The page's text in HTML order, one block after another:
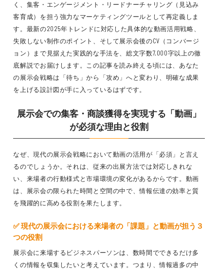
く、集客・エンゲージメント・リードナーチャリング（見込み
客育成）を担う強力なマーケティングツールとして再定義しま
す。最新の2025年トレンドに対応した具体的な動画活用戦略、
失敗しない制作のポイント、そして展示会後のCV（コンバージ
ョン）まで見据えた実践的な手法を、総文字数7,000字以上の徹
底解説でお届けします。この記事を読み終える頃には、あなた
の展示会戦略は「待ち」から「攻め」へと変わり、明確な成果
を上げる設計図が手に入っているはずです。
展示会での集客・商談獲得を実現する「動画」
が必須な理由と役割
なぜ、現代の展示会戦略において動画の活用が「必須」と言え
るのでしょうか。それは、従来の出展方法では対応しきれな
い、来場者の行動様式と市場環境の変化があるからです。動画
は、展示会の限られた時間と空間の中で、情報伝達の効率と質
を飛躍的に高める役割を果たします。
✅ 現代の展示会における来場者の「課題」と動画が担う３
つの役割
展示会に来場するビジネスパーソンは、数時間でできるだけ多
くの情報を収集したいと考えています。つまり、情報過多の中